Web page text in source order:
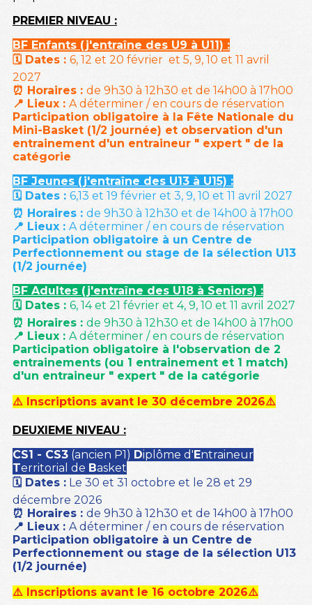
PREMIER NIVEAU :
BF Enfants (j'entraîne des U9 à U11) :
🗓️ Dates : 6, 12 et 20 février et 5, 9, 10 et 11 avril
2027
⏰ Horaires : de 9h30 à 12h30 et de 14h00 à 17h00
📍 Lieux : A déterminer / en cours de réservation
Participation obligatoire à la Fête Nationale du
Mini-Basket (1/2 journée) et observation d'un
entrainement d'un entraineur " expert " de la
catégorie
BF Jeunes (j'entraîne des U13 à U15) :
🗓️ Dates : 6,13 et 19 février et 3, 9, 10 et 11 avril 2027
⏰ Horaires : de 9h30 à 12h30 et de 14h00 à 17h00
📍 Lieux : A déterminer / en cours de réservation
Participation obligatoire à un Centre de
Perfectionnement ou stage de la sélection U13
(1/2 journée)
BF Adultes (j'entraîne des U18 à Seniors) :
🗓️ Dates : 6, 14 et 21 février et 4, 9, 10 et 11 avril 2027
⏰ Horaires : de 9h30 à 12h30 et de 14h00 à 17h00
📍 Lieux : A déterminer / en cours de réservation
Participation obligatoire à l'observation de 2
entrainements (ou 1 entrainement et 1 match)
d'un entraineur " expert " de la catégorie
⚠️ Inscriptions avant le 30 décembre 2026⚠️
DEUXIEME NIVEAU :
CS1 - CS3 (ancien P1) Diplôme d'Entraineur
Territorial de Basket
🗓️ Dates : Le 30 et 31 octobre et le 28 et 29
décembre 2026
⏰ Horaires : de 9h30 à 12h30 et de 14h00 à 17h00
📍 Lieux : A déterminer / en cours de réservation
Participation obligatoire à un Centre de
Perfectionnement ou stage de la sélection U13
(1/2 journée)
⚠️ Inscriptions avant le 16 octobre 2026⚠️